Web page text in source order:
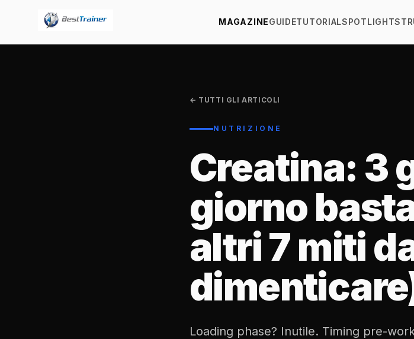
MAGAZINEGUIDETUTORIALSPOTLIGHT
← TUTTI GLI ARTICOLI
NUTRIZIONE
Creatina: 3
giorno
altri 7 miti
Loading phase? Inutile. Timing pre-